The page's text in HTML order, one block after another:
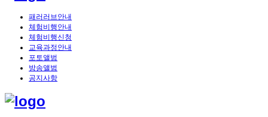
패러러브안내
체험비행안내
체험비행신청
교육과정안내
포토앨범
방송앨범
공지사항